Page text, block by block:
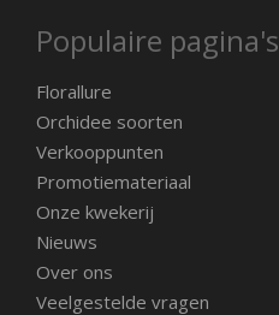
Populaire pagina's
Florallure
Orchidee soorten
Verkooppunten
Promotiemateriaal
Onze kwekerij
Nieuws
Over ons
Veelgestelde vragen